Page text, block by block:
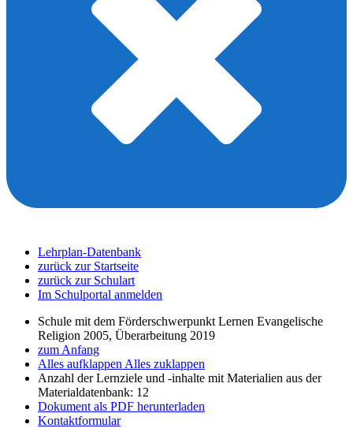
Lehrplan-Datenbank
zurück zur Startseite
zurück zur Schulart
Im Schulportal anmelden
Schule mit dem Förderschwerpunkt Lernen Evangelische
Religion 2005, Überarbeitung 2019
zum Anfang
Alles aufklappen Alles zuklappen
Anzahl der Lernziele und -inhalte mit Materialien aus der
Materialdatenbank: 12
Dokument als PDF herunterladen
Kontaktformular